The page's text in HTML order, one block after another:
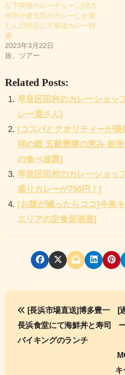
な下関発カレーチェーン]北九
州市小倉北区のカレーしか勝
たん日明店にて最強カレー特
盛
2023年3月22日
旅、ツアー
Related Posts:
早良区田村のカレーショッ
レー屋さん]
[コスパとクオリティーが
拝の郷 五穀豊穣の恵み 姫
の食べ放題]
早良区田村のカレーショッ
盛りカレーが750円！]
[お腹が減ったらココ]今泉
エリアの定食居酒屋]
投
稿
ナ
[長浜市場直送]博多豊一
長浜食堂にて海鮮丼と寿司
バイキングのランチ
[
キ